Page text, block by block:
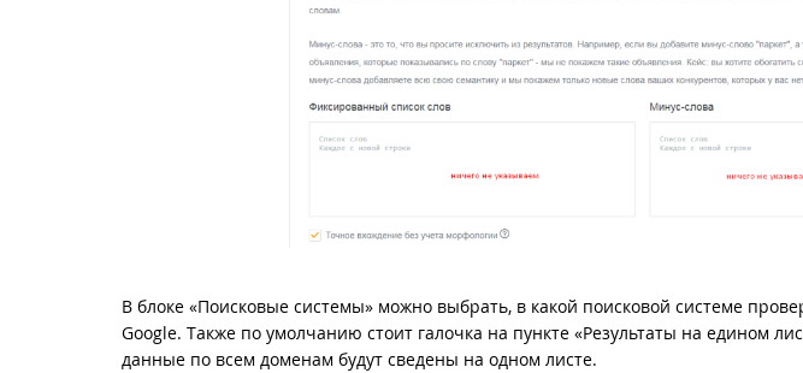
В блоке «Поисковые системы» можно выбрать, в какой поисковой системе
Google. Также по умолчанию стоит галочка на пункте «Результаты на едином
данные по всем доменам будут сведены на одном листе.